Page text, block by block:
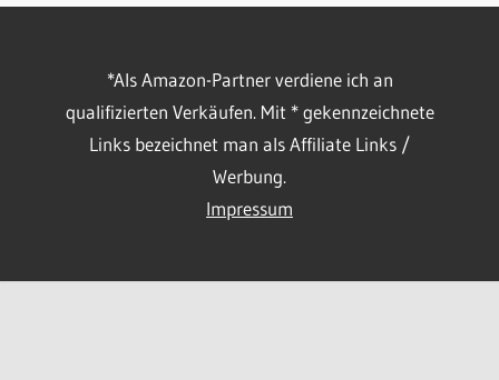
*Als Amazon-Partner verdiene ich an
qualifizierten Verkäufen. Mit * gekennzeichnete
Links bezeichnet man als Affiliate Links /
Werbung.
Impressum